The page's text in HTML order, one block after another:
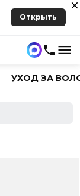
Открыть
УХОД ЗА